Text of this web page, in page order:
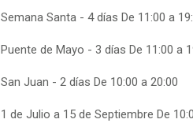
Semana Santa - 4 días De 11:00 a
Puente de Mayo - 3 días De 11:00 a
San Juan - 2 días De 10:00 a 20:00
1 de Julio a 15 de Septiembre De